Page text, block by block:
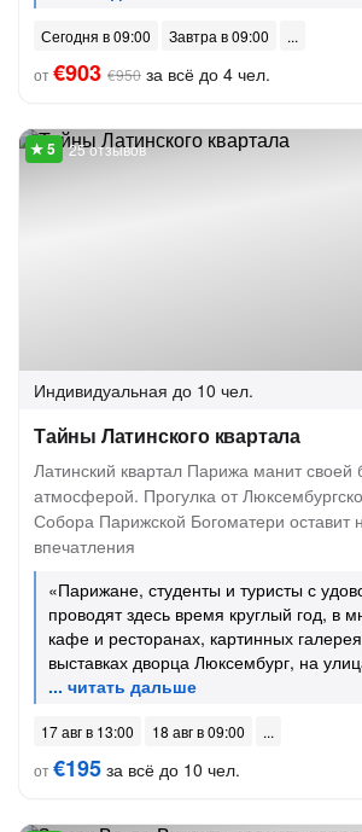
Сегодня в 09:00
Завтра в 09:00
от€903 €950 за всё до 4 чел.
25 отзывов
Индивидуальная до 10 чел.
Тайны Латинского квартала
Латинский квартал Парижа манит своей
атмосферой. Прогулка от
Собора Парижской Богоматери оставит
впечатления
«Парижане, студенты и туристы с
проводят здесь время круглый год, в
кафе и ресторанах, картинных
выставках дворца Люксембург, на
17 авг в 13:00
18 авг в 09:00
от€195 за всё до 10 чел.